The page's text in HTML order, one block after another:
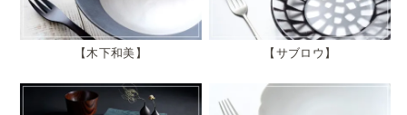
木下和美 サブロウ